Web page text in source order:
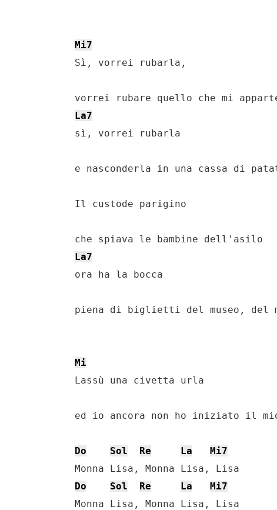
Mi7
    Sì, vorrei rubarla,
vorrei rubare quello che mi
La7
    sì, vorrei rubarla
e nasconderla in una cassa di
    Il custode parigino
    che spiava le bambine dell'asilo
La7
    ora ha la bocca
piena di biglietti del museo, del
Mi
    Lassù una civetta urla
ed io ancora non ho iniziato il
Do Sol Re La
Mi7
    Monna Lisa, Monna Lisa, Lisa
Do
Sol Re La
Mi7
    Monna Lisa, Monna Lisa, Lisa